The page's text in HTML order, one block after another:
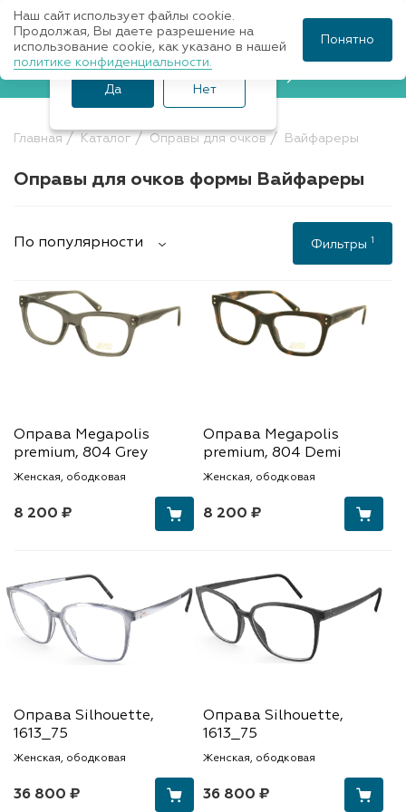
Записаться к врачу
Главная Каталог Оправы для очков Вайфареры
Оправы для очков формы Вайфареры
По популярности Фильтры 1
8 200 ₽
Оправа Megapolis
premium, 804 Grey
Женская, ободковая
8 200 ₽
Оправа Megapolis
premium, 804 Demi
Женская, ободковая
36 800 ₽
Оправа Silhouette,
1613_75
Женская, ободковая
36 800 ₽
Оправа Silhouette,
1613_75
Женская, ободковая
Ваш город Санкт-
Петербург?
Да Нет
Наш сайт использует файлы cookie.
Продолжая, Вы даете разрешение на
использование cookie, как указано в нашей
политике конфиденциальности.
Понятно